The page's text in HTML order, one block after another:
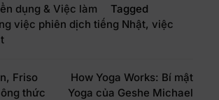
dụng & Việc làm
Tagged
việc phiên dịch tiếng Nhật,việc
Friso
thức
How Yoga Works: Bí mật
Yoga của Geshe Michael